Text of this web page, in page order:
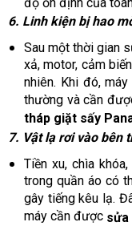
độ ổn định của
6. Linh kiện bị hao
Sau một thời gian
xả, motor, cảm
nhiên. Khi đó,
thường và cần
tháp giặt sấy
7. Vật lạ rơi vào bên
Tiền xu, chìa
trong quần áo có
gây tiếng kêu lạ.
máy cần được sửa